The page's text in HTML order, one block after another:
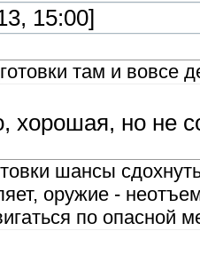
15:00]
там и вовсе
хорошая, но не
шансы
оружие -
по опасной